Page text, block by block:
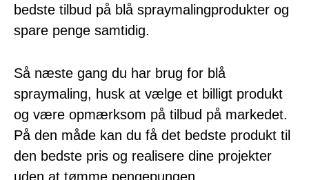
bedste tilbud på blå spraymalingprodukter og
spare penge samtidig.
Så næste gang du har brug for blå
spraymaling, husk at vælge et billigt produkt
og være opmærksom på tilbud på markedet.
På den måde kan du få det bedste produkt til
den bedste pris og realisere dine projekter
uden at tømme pengepungen.